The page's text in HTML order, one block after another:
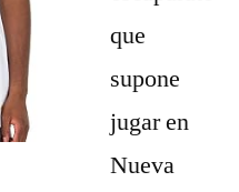
que
supone
jugar en
Nueva